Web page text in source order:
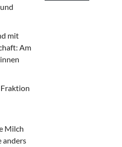
mit
Am
Milch
anders